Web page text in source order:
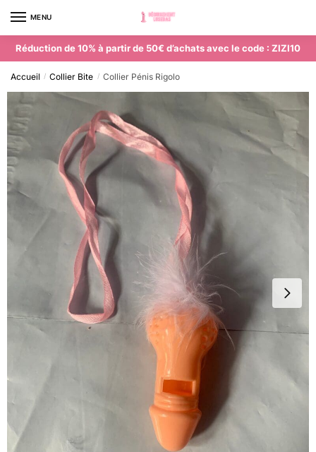
MENU
Réduction de 10% à partir de 50€ d’achats avec le code : ZIZI10
Accueil / Collier Bite / Collier Pénis Rigolo